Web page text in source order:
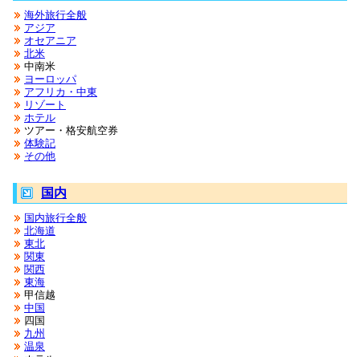
海外旅行全般
アジア
オセアニア
北米
中南米
ヨーロッパ
アフリカ・中東
リゾート
ホテル
ツアー・格安航空券
体験記
その他
国内
国内旅行全般
北海道
東北
関東
関西
東海
甲信越
中国
四国
九州
温泉